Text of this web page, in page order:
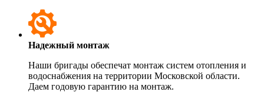
Надежный монтаж
Наши бригады обеспечат монтаж систем отопления и
водоснабжения на территории Московской области.
Даем годовую гарантию на монтаж.